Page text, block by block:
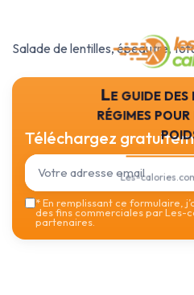
Salade de lentilles, épeautre,
Le guide
régimes
Les-
Téléchargez
*En remplissant ce formulaire,
des fins commerciales par Les-
partenaires.